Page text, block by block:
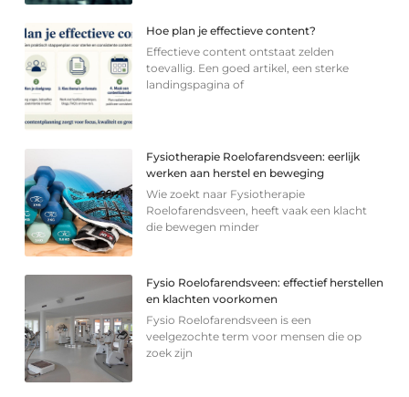
Hoe plan je effectieve content?
Effectieve content ontstaat zelden
toevallig. Een goed artikel, een sterke
landingspagina of
Fysiotherapie Roelofarendsveen: eerlijk
werken aan herstel en beweging
Wie zoekt naar Fysiotherapie
Roelofarendsveen, heeft vaak een klacht
die bewegen minder
Fysio Roelofarendsveen: effectief herstellen
en klachten voorkomen
Fysio Roelofarendsveen is een
veelgezochte term voor mensen die op
zoek zijn